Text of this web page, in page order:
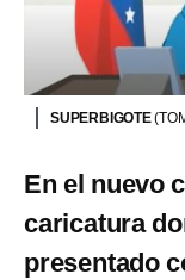
SUPERBIGOTE
En el nuevo
caricatura
presentado